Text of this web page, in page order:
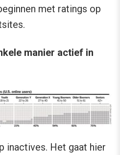
met ratings op
manier actief in
inactives. Het gaat hier